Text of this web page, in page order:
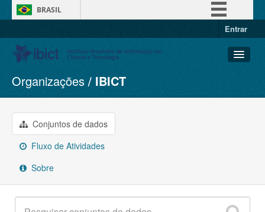
BRASIL
Entrar
Conjuntos de dados
Organizações
Grupos
Sobre
Organizações IBICT
Conjuntos de dados
Fluxo de Atividades
Sobre